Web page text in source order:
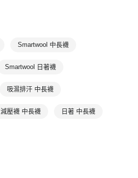
Smartwool 中長襪
Smartwool 日著襪
吸濕排汗 中長襪
減壓襪 中長襪 日著 中長襪